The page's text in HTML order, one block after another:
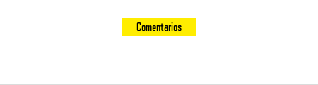
Comentarios